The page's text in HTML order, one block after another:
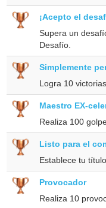
¡Acepto el
Supera un
Desafío.
Simplemente
Logra 10
Maestro EX-
Realiza 100
Listo para el
Establece tu
Provocador
Realiza 10